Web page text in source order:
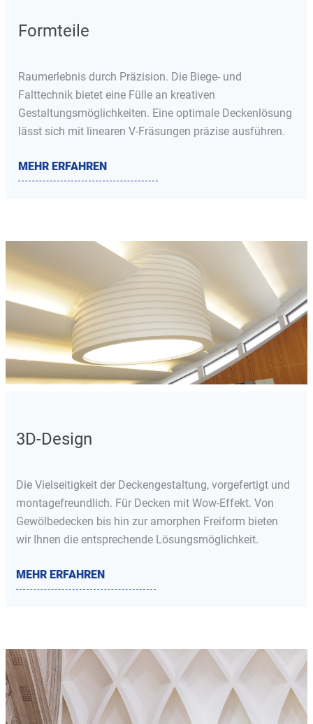
Formteile
Raumerlebnis durch Präzision. Die Biege- und
Falttechnik bietet eine Fülle an kreativen
Gestaltungsmöglichkeiten. Eine optimale Deckenlösung
lässt sich mit linearen V-Fräsungen präzise ausführen.
MEHR ERFAHREN
3D-Design
Die Vielseitigkeit der Deckengestaltung, vorgefertigt und
montagefreundlich. Für Decken mit Wow-Effekt. Von
Gewölbedecken bis hin zur amorphen Freiform bieten
wir Ihnen die entsprechende Lösungsmöglichkeit.
MEHR ERFAHREN